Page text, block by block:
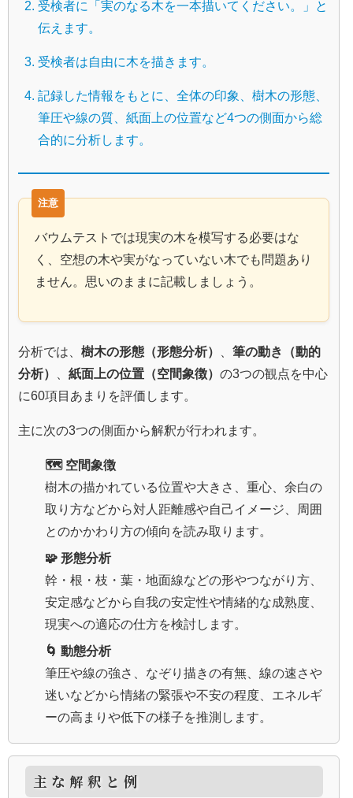
受検者に「実のなる木を一本描いてください。」と
伝えます。
受検者は自由に木を描きます。
記録した情報をもとに、全体の印象、樹木の形態、
筆圧や線の質、紙面上の位置など4つの側面から総
合的に分析します。
バウムテストでは現実の木を模写する必要はな
く、空想の木や実がなっていない木でも問題あり
ません。思いのままに記載しましょう。
分析では、 樹木の形態（形態分析）
筆の動き（動的
分析）
紙面上の位置（空間象徴） の3つの観点を中心
に60項目あまりを評価します。
主に次の3つの側面から解釈が行われます。
🗺️ 空間象徴
樹木の描かれている位置や大きさ、重心、余白の
取り方などから対人距離感や自己イメージ、周囲
とのかかわり方の傾向を読み取ります。
🧩 形態分析
幹・根・枝・葉・地面線などの形やつながり方、
安定感などから自我の安定性や情緒的な成熟度、
現実への適応の仕方を検討します。
🌀 動態分析
筆圧や線の強さ、なぞり描きの有無、線の速さや
迷いなどから情緒の緊張や不安の程度、エネルギ
ーの高まりや低下の様子を推測します。
主な解釈と例